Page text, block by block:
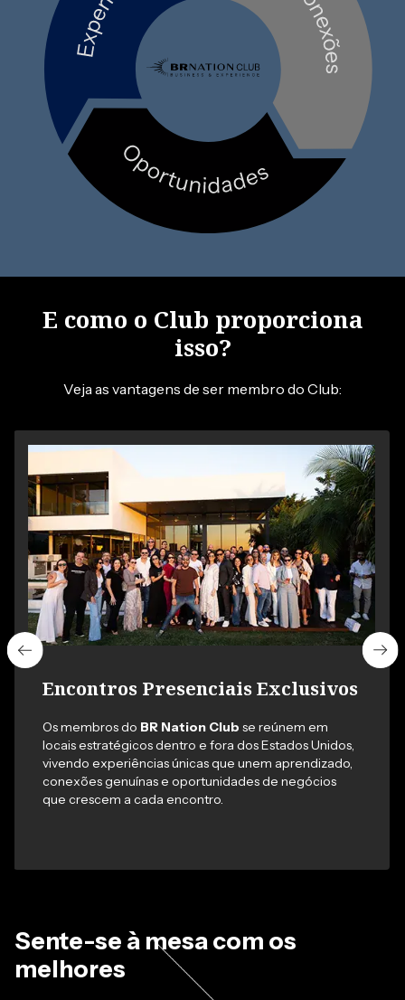
E como o Club proporciona
isso?
Veja as vantagens de ser membro do Club:
Encontros Presenciais Exclusivos
Os membros do BR Nation Club se reúnem em
locais estratégicos dentro e fora dos Estados Unidos,
vivendo experiências únicas que unem aprendizado,
conexões genuínas e oportunidades de negócios
que crescem a cada encontro.
Sente-se à mesa com os
melhores